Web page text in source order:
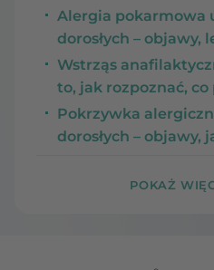
Alergia pokarmowa
dorosłych – objawy,
Wstrząs
to, jak rozpoznać, co
Pokrzywka
dorosłych – objawy,